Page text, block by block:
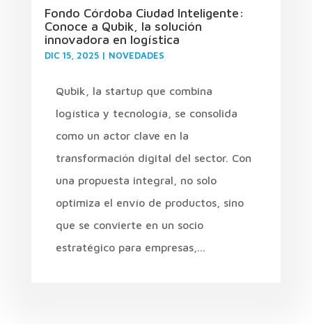
Fondo Córdoba Ciudad Inteligente:
Conoce a Qubik, la solución
innovadora en logística
DIC 15, 2025| NOVEDADES
Qubik, la startup que combina
logística y tecnología, se consolida
como un actor clave en la
transformación digital del sector. Con
una propuesta integral, no solo
optimiza el envío de productos, sino
que se convierte en un socio
estratégico para empresas,...